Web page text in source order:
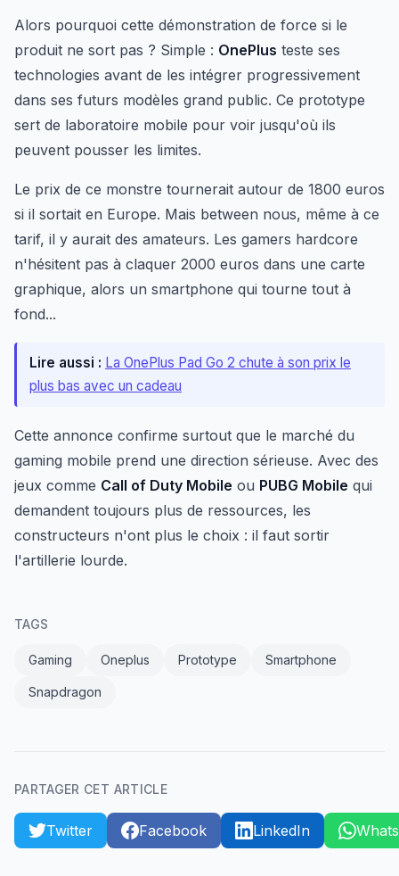
Alors pourquoi cette démonstration de force si le
produit ne sort pas ? Simple : OnePlus teste ses
technologies avant de les intégrer progressivement
dans ses futurs modèles grand public. Ce prototype
sert de laboratoire mobile pour voir jusqu'où ils
peuvent pousser les limites.
Le prix de ce monstre tournerait autour de 1800 euros
si il sortait en Europe. Mais between nous, même à ce
tarif, il y aurait des amateurs. Les gamers hardcore
n'hésitent pas à claquer 2000 euros dans une carte
graphique, alors un smartphone qui tourne tout à
fond...
Lire aussi : La OnePlus Pad Go 2 chute à son prix le
plus bas avec un cadeau
Cette annonce confirme surtout que le marché du
gaming mobile prend une direction sérieuse. Avec des
jeux comme Call of Duty Mobile ou PUBG Mobile qui
demandent toujours plus de ressources, les
constructeurs n'ont plus le choix : il faut sortir
l'artillerie lourde.
TAGS
Gaming Oneplus Prototype Smartphone
Snapdragon
PARTAGER CET ARTICLE
Twitter Facebook LinkedIn